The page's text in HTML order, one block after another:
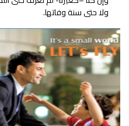
ولا حتى سنة وفاتها.